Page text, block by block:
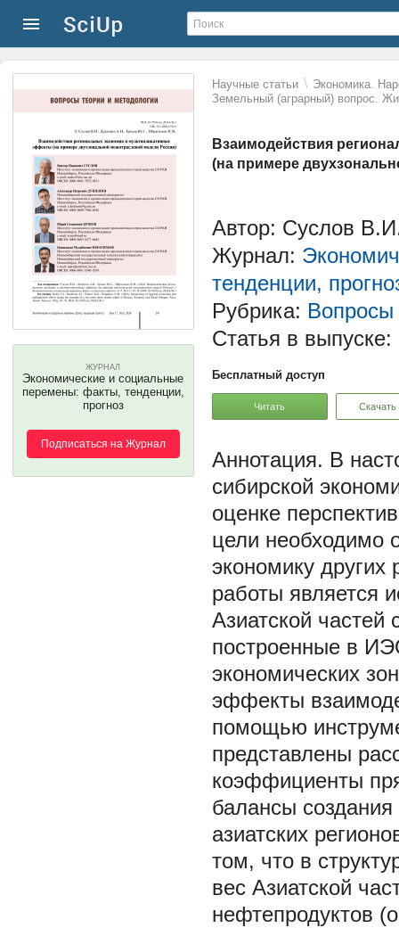
Научные статьи \ Экономика.
Земельный (аграрный) вопрос.
Взаимодействия
(на примере
ЖУРНАЛ
Экономические и социальные
перемены: факты, тенденции,
прогноз
Подписаться на Журнал
Автор: Суслов
Журнал:
тенденции,
Рубрика: Вопросы
Статья в выпуске:
Бесплатный доступ
Читать Скачать
В
сибирской
оценке
цели необходимо
экономику
работы является
Азиатской
построенные в
экономических
эффекты
помощью
представлены
коэффициенты
балансы
азиатских
том, что в
вес Азиатской
нефтепродуктов